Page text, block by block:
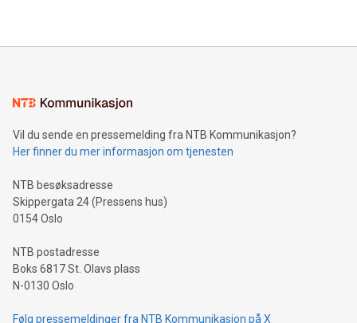
Vil du sende en pressemelding fra NTB Kommunikasjon?
Her finner du mer informasjon om tjenesten
NTB besøksadresse
Skippergata 24 (Pressens hus)
0154 Oslo
NTB postadresse
Boks 6817 St. Olavs plass
N-0130 Oslo
Følg pressemeldinger fra NTB Kommunikasjon på X